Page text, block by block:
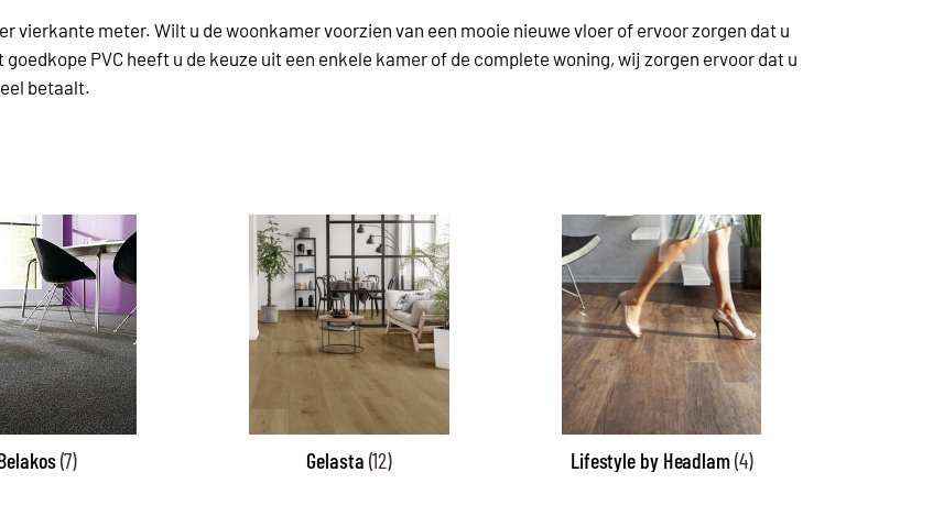
vierkante meter. Wilt u de woonkamer voorzien van een mooie nieuwe vloer of ervoor zorgen dat u
PVC heeft u de keuze uit een enkele kamer of de complete woning, wij zorgen ervoor dat u
betaalt.
(7) Gelasta (12) Lifestyle by Headlam(4)